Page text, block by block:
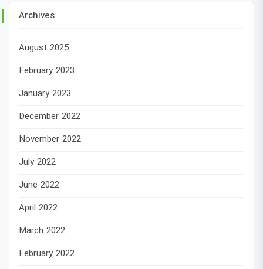
Archives
August 2025
February 2023
January 2023
December 2022
November 2022
July 2022
June 2022
April 2022
March 2022
February 2022